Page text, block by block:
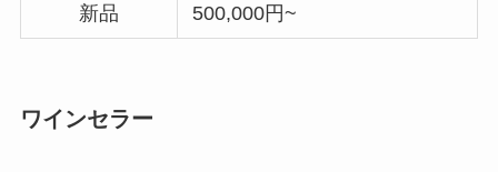
新品 500,000円~
ワインセラー